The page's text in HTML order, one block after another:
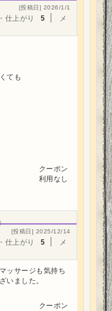
[投稿日] 2026/1/1
仕上がり 5
メ
ても
クーポン
利用なし
[投稿日] 2025/12/14
仕上がり 5
メ
ッサージも気持ち
いました。
クーポン